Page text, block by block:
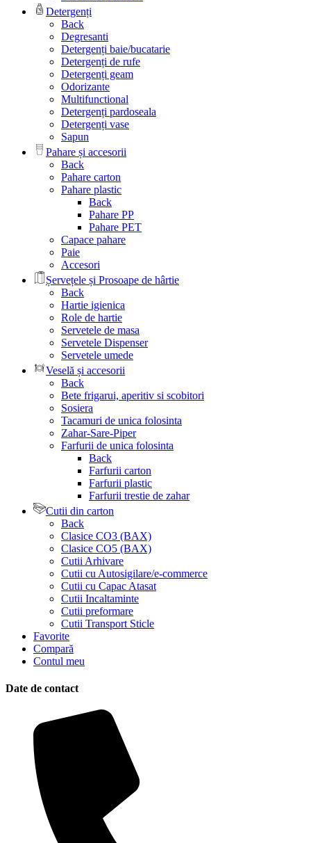
Detergenți
Back
Degresanti
Detergenți baie/bucatarie
Detergenți de rufe
Detergenți geam
Odorizante
Multifunctional
Detergenți pardoseala
Detergenți vase
Sapun
Pahare și accesorii
Back
Pahare carton
Pahare plastic
Back
Pahare PP
Pahare PET
Capace pahare
Paie
Accesori
Șervețele și Prosoape de hârtie
Back
Hartie igienica
Role de hartie
Servetele de masa
Servetele Dispenser
Servetele umede
Veselă și accesorii
Back
Bete frigarui, aperitiv si scobitori
Sosiera
Tacamuri de unica folosinta
Zahar-Sare-Piper
Farfurii de unica folosinta
Back
Farfurii carton
Farfurii plastic
Farfurii trestie de zahar
Cutii din carton
Back
Clasice CO3 (BAX)
Clasice CO5 (BAX)
Cutii Arhivare
Cutii cu Autosigilare/e-commerce
Cutii cu Capac Atasat
Cutii Incaltaminte
Cutii preformare
Cutii Transport Sticle
Favorite
Compară
Contul meu
Date de contact